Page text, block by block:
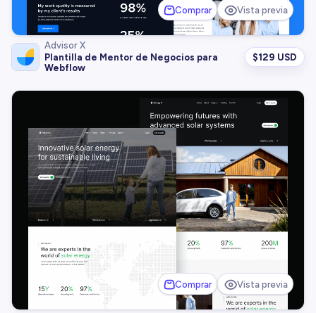
Comprar Vista previa
Advisor X
Plantilla de Mentor de Negocios para
Webflow
$129 USD
Comprar Vista previa